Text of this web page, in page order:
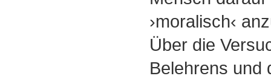
›moralisch‹
Über die
Belehrens und